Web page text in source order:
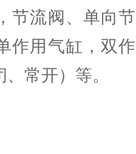
节流阀、单向
作用气缸，双
常开）等。